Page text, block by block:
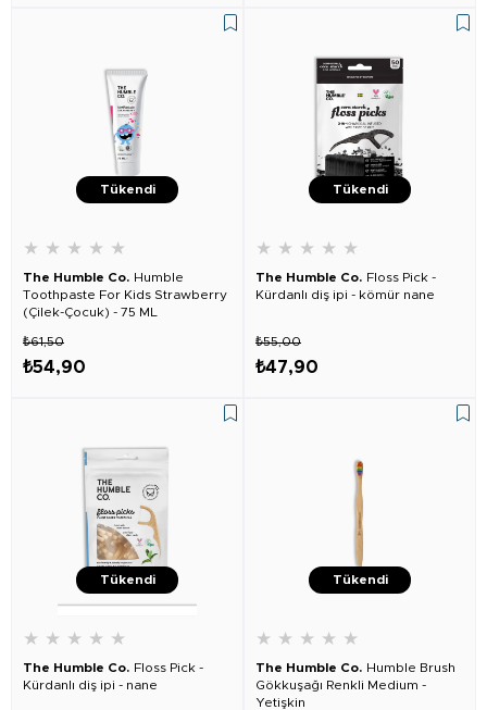
Tükendi
★ ★ ★ ★ ★
The Humble Co. Humble
Toothpaste For Kids Strawberry
(Çilek-Çocuk) - 75 ML
₺54,90
₺61,50
Tükendi
★ ★ ★ ★ ★
The Humble Co. Floss Pick -
Kürdanlı diş ipi - kömür nane
₺47,90
₺55,00
Tükendi
★ ★ ★ ★ ★
The Humble Co. Floss Pick -
Kürdanlı diş ipi - nane
Tükendi
★ ★ ★ ★ ★
The Humble Co. Humble Brush
Gökkuşağı Renkli Medium -
Yetişkin